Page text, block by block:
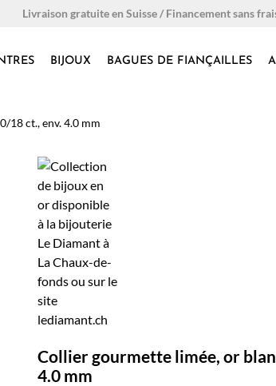
Livraison gratuite en Suisse / Financement sans
BIJOUX BAGUES DE FIANÇAILLES
18 ct., env. 4.0 mm
Collier gourmette limée, or
4.0 mm